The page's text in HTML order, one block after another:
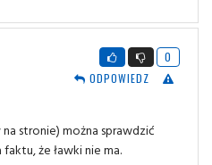
0
ODPOWIEDZ
stronie) można sprawdzić
że ławki nie ma.